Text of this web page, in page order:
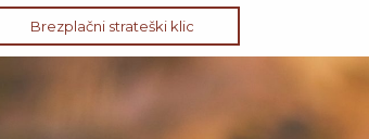
Brezplačni strateški klic